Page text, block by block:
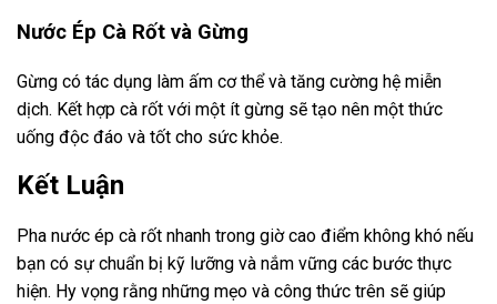
Nước Ép Cà Rốt và Gừng
Gừng có tác dụng làm ấm cơ thể và tăng cường hệ miễn
dịch. Kết hợp cà rốt với một ít gừng sẽ tạo nên một thức
uống độc đáo và tốt cho sức khỏe.
Kết Luận
Pha nước ép cà rốt nhanh trong giờ cao điểm không khó nếu
bạn có sự chuẩn bị kỹ lưỡng và nắm vững các bước thực
hiện. Hy vọng rằng những mẹo và công thức trên sẽ giúp